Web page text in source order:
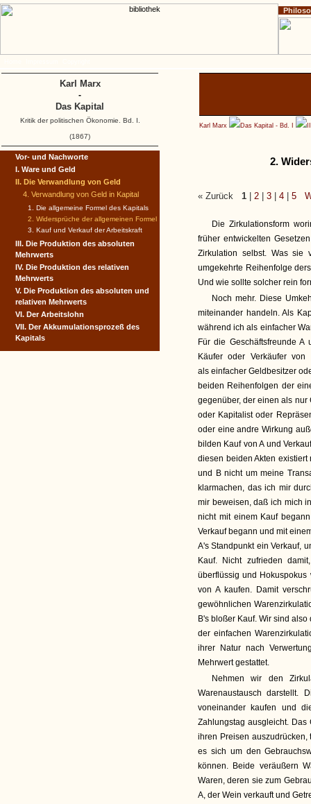
Karl Marx Das Kapital - Bd. I
2.
« Zurück 1 2 3 4 5
Die Zirkulationsform
früher entwickelten
Zirkulation selbst. Was sie
umgekehrte Reihenfolge
Und wie sollte solcher rein
Noch mehr. Diese
miteinander handeln. Als
während ich als einfacher
Für die Geschäftsfreunde
Käufer oder Verkäufer
als einfacher Geldbesitzer
beiden Reihenfolgen der
gegenüber, der einen als nur
oder Kapitalist oder
oder eine andre Wirkung
bilden Kauf von A und
diesen beiden Akten existiert
und B nicht um meine
klarmachen, das ich mir
mir beweisen, daß ich mich
nicht mit einem Kauf
Verkauf begann und mit
A's Standpunkt ein Verkauf,
Kauf. Nicht zufrieden
überflüssig und
von A kaufen. Damit
gewöhnlichen
B's bloßer Kauf. Wir sind
der einfachen
ihrer Natur nach
Mehrwert gestattet.
Nehmen wir den
Warenaustausch darstellt.
voneinander kaufen und
Zahlungstag ausgleicht.
ihren Preisen
es sich um den
können. Beide veräußern
Waren, deren sie zum
A, der Wein verkauft und
Vor- und Nachworte
I. Ware und Geld
II. Die Verwandlung von Geld
4. Verwandlung von Geld in Kapital
1. Die allgemeine Formel des Kapitals
2. Widersprüche der allgemeinen Formel
3. Kauf und Verkauf der Arbeitskraft
III. Die Produktion des absoluten
Mehrwerts
IV. Die Produktion des relativen
Mehrwerts
V. Die Produktion des absoluten und
relativen Mehrwerts
VI. Der Arbeitslohn
VII. Der Akkumulationsprozeß des
Kapitals
Karl Marx
-
Das Kapital
Kritik der politischen Ökonomie. Bd. I.
(1867)